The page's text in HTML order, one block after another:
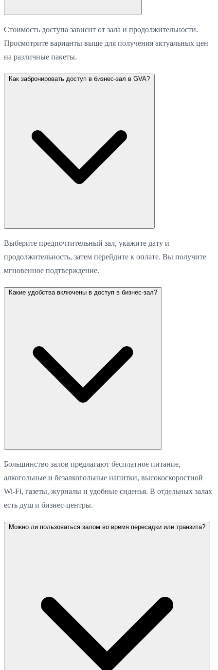
Стоимость доступа зависит от зала и продолжительности.
Просмотрите варианты выше для получения актуальных цен
на различные пакеты.
Как забронировать доступ в бизнес-зал в GVA?
Выберите предпочтительный зал, укажите дату и
продолжительность, затем перейдите к оплате. Вы получите
мгновенное подтверждение.
Какие удобства включены в доступ в бизнес-зал?
Большинство залов предлагают бесплатное питание,
алкогольные и безалкогольные напитки, высокоскоростной
Wi-Fi, газеты, журналы и удобные сиденья. В отдельных залах
есть душ и бизнес-центры.
Можно ли пользоваться залом во время пересадки или транзита?